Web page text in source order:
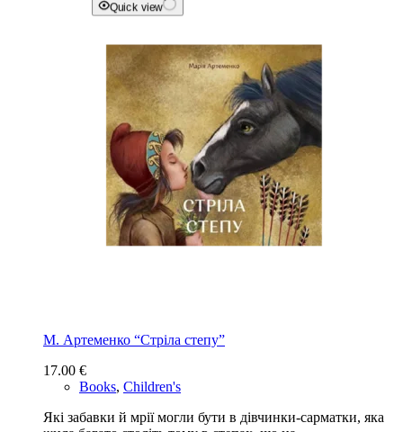
Quick view
М. Артеменко “Стріла степу”
17.00 €
Books, Children's
Які забавки й мрії могли бути в дівчинки-сарматки, яка